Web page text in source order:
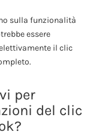
sulla funzionalità
essere
il clic
per
del clic